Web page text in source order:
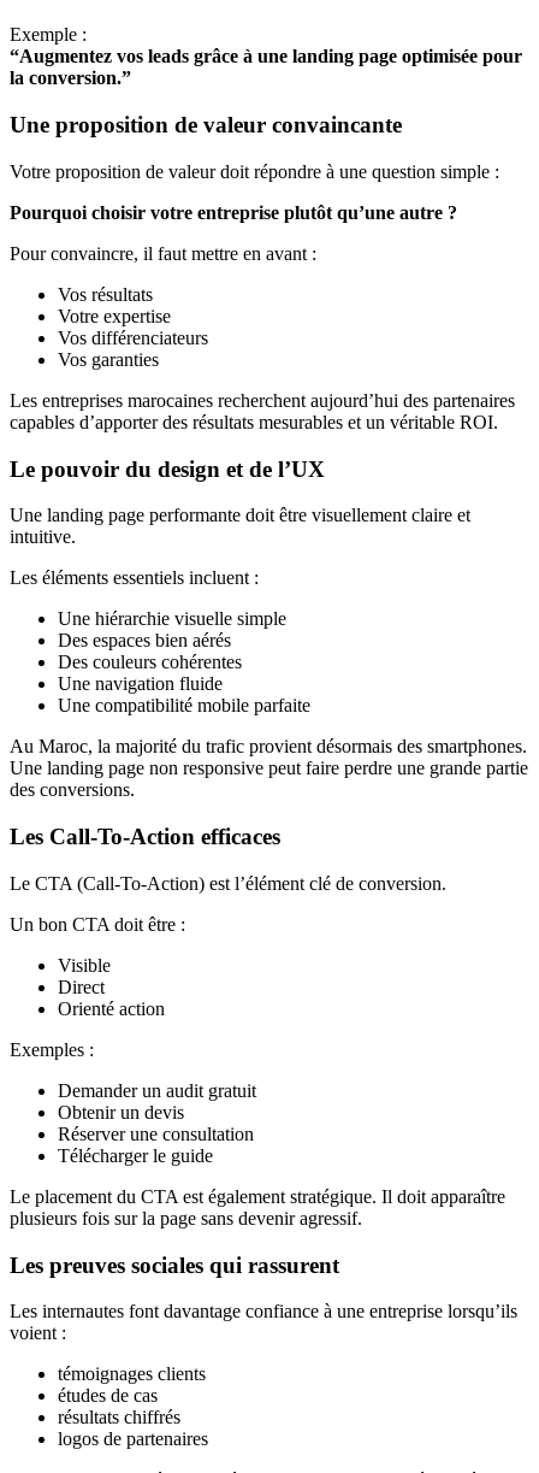
Exemple :
“Augmentez vos leads grâce à une landing page optimisée pour
la conversion.”
Une proposition de valeur convaincante
Votre proposition de valeur doit répondre à une question simple :
Pourquoi choisir votre entreprise plutôt qu’une autre ?
Pour convaincre, il faut mettre en avant :
Vos résultats
Votre expertise
Vos différenciateurs
Vos garanties
Les entreprises marocaines recherchent aujourd’hui des partenaires
capables d’apporter des résultats mesurables et un véritable ROI.
Le pouvoir du design et de l’UX
Une landing page performante doit être visuellement claire et
intuitive.
Les éléments essentiels incluent :
Une hiérarchie visuelle simple
Des espaces bien aérés
Des couleurs cohérentes
Une navigation fluide
Une compatibilité mobile parfaite
Au Maroc, la majorité du trafic provient désormais des smartphones.
Une landing page non responsive peut faire perdre une grande partie
des conversions.
Les Call-To-Action efficaces
Le CTA (Call-To-Action) est l’élément clé de conversion.
Un bon CTA doit être :
Visible
Direct
Orienté action
Exemples :
Demander un audit gratuit
Obtenir un devis
Réserver une consultation
Télécharger le guide
Le placement du CTA est également stratégique. Il doit apparaître
plusieurs fois sur la page sans devenir agressif.
Les preuves sociales qui rassurent
Les internautes font davantage confiance à une entreprise lorsqu’ils
voient :
témoignages clients
études de cas
résultats chiffrés
logos de partenaires